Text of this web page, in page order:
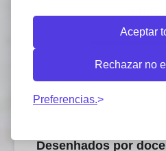
Aceptar
Rechazar no
Preferencias.
Desenhados por